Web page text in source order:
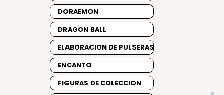
DORAEMON
DRAGON BALL
ELABORACION DE PULSERAS
ENCANTO
FIGURAS DE COLECCION